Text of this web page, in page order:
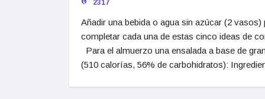
2317
Añadir una bebida o agua sin azúcar (2 vasos)
completar cada una de estas cinco ideas de
Para el almuerzo una ensalada a base de
(510 calorías, 56% de carbohidratos):